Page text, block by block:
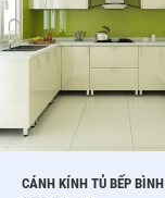
CÁNH KÍNH TỦ BẾP